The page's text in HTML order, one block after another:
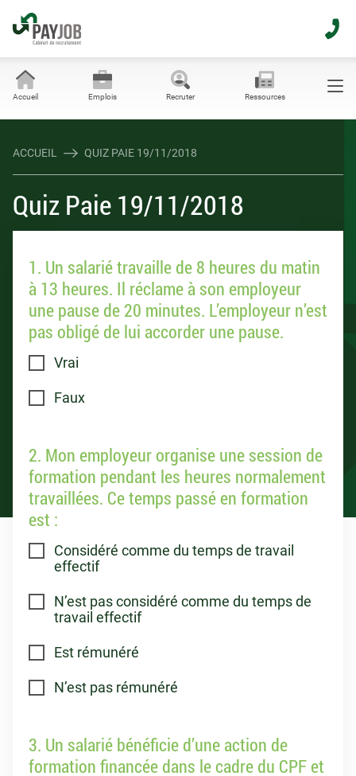
Accueil Emplois Recruter Ressources
ACCUEIL QUIZ PAIE 19/11/2018
Quiz Paie 19/11/2018
1. Un salarié travaille de 8 heures du matin
à 13 heures. Il réclame à son employeur
une pause de 20 minutes. L’employeur n’est
pas obligé de lui accorder une pause.
Vrai
Faux
2. Mon employeur organise une session de
formation pendant les heures normalement
travaillées. Ce temps passé en formation
est :
Considéré comme du temps de travail
effectif
N’est pas considéré comme du temps de
travail effectif
Est rémunéré
N’est pas rémunéré
3. Un salarié bénéficie d’une action de
formation financée dans le cadre du CPF et